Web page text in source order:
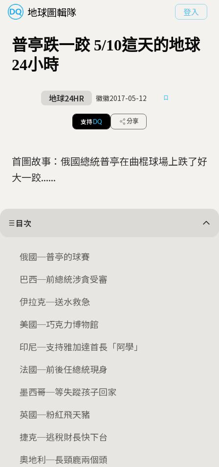
地球圖輯隊 登入
普亭跌一跤 5/10這天的地球
24小時
地球24HR 徽徽2017-05-12
支持 DQ 分享
首圖故事：俄國總統普亭在曲棍球場上跌了好
大一跤......
目次
俄國─普亭的球賽
巴西─前總統涉貪受審
伊拉克─送水救急
美國─巧克力博物館
印尼─支持雅加達首長「阿學」
法國─前後任總統現身
墨西哥─等失蹤孩子回家
英國─粉紅飛天豬
捷克─逃稅財長快下台
奧地利─長頸鹿兩個頭